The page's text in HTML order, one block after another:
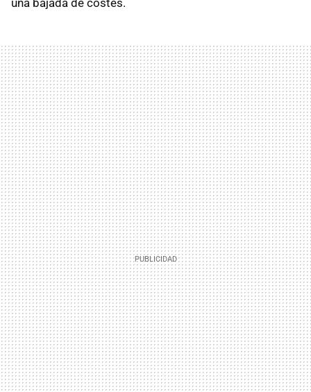
una bajada de costes.